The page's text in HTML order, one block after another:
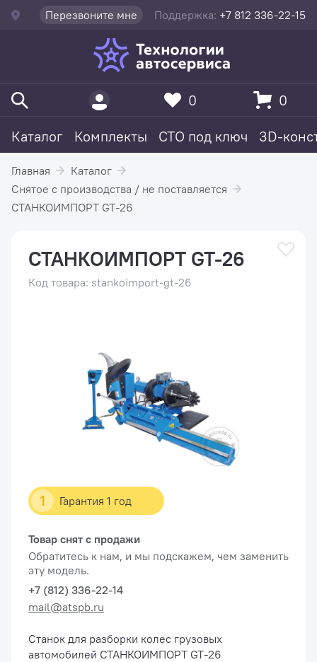
Перезвоните мне Поддержка: +7 812 336-22-15
Каталог Комплекты СТО под ключ 3D-
0 0
Главная
Каталог
Снятое с производства / не поставляется
СТАНКОИМПОРТ GT-26
1 Гарантия 1 год
СТАНКОИМПОРТ GT-26
Код товара: stankoimport-gt-26
Станок для разборки колес грузовых
автомобилей СТАНКОИМПОРТ GT-26
Товар снят с продажи
Обратитесь к нам, и мы подскажем, чем заменить
эту модель.
+7 (812) 336-22-14
mail@atspb.ru